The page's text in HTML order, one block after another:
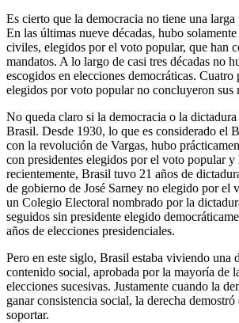
Es cierto que la democracia no tiene una
En las últimas nueve décadas, hubo solamente
civiles, elegidos por el voto popular, que han
mandatos. A lo largo de casi tres décadas no
escogidos en elecciones democráticas. Cuatro
elegidos por voto popular no concluyeron sus
No queda claro si la democracia o la dictadura
Brasil. Desde 1930, lo que es considerado el
con la revolución de Vargas, hubo
con presidentes elegidos por el voto popular
recientemente, Brasil tuvo 21 años de
de gobierno de José Sarney no elegido por el
un Colegio Electoral nombrado por la
seguidos sin presidente elegido
años de elecciones presidenciales.
Pero en este siglo, Brasil estaba viviendo una
contenido social, aprobada por la mayoría de
elecciones sucesivas. Justamente cuando la
ganar consistencia social, la derecha
soportar.